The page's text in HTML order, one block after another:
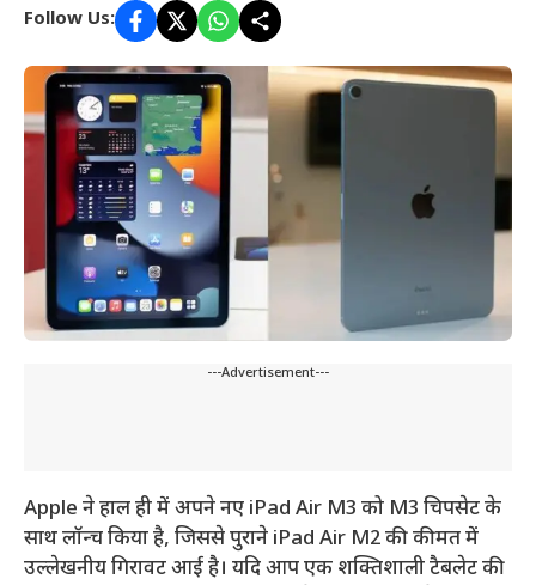
Follow Us:
---Advertisement---
Apple ने हाल ही में अपने नए iPad Air M3 को M3 चिपसेट के
साथ लॉन्च किया है, जिससे पुराने iPad Air M2 की कीमत में
उल्लेखनीय गिरावट आई है। यदि आप एक शक्तिशाली टैबलेट की